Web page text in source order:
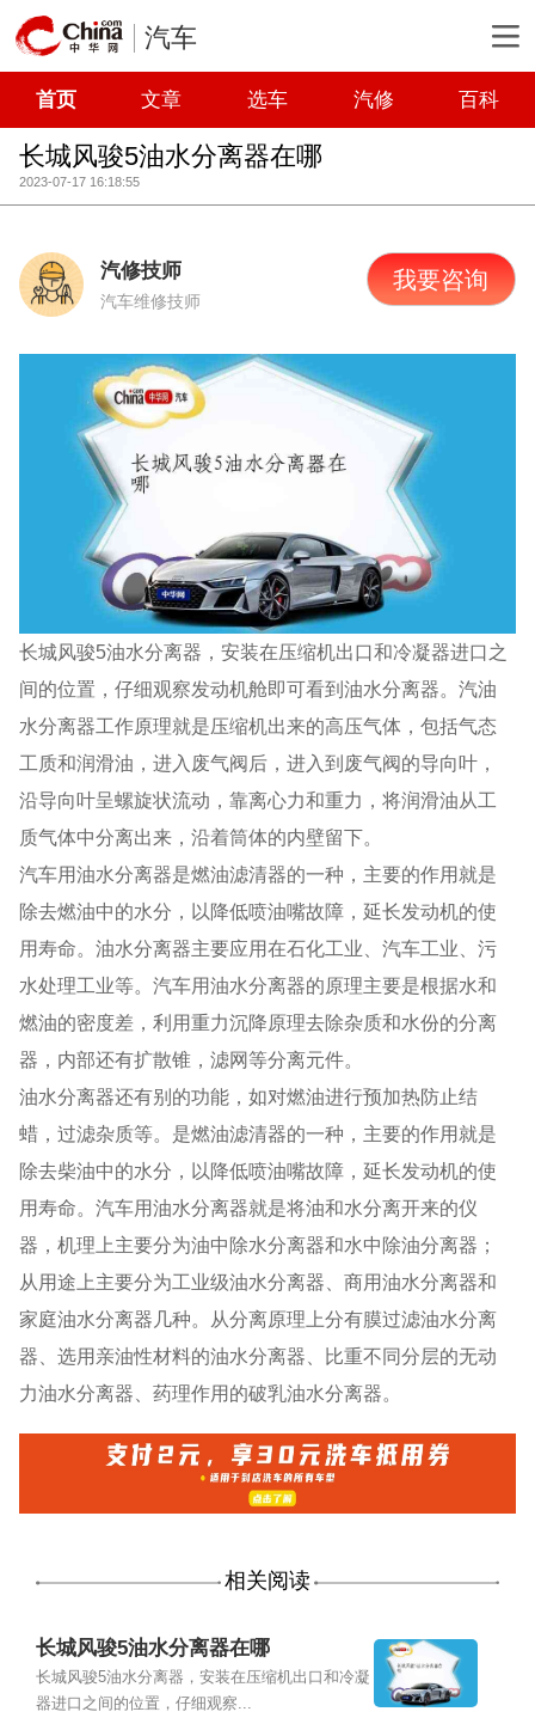
汽车
首页 文章 选车 汽修 百科
长城风骏5油水分离器在哪
2023-07-17 16:18:55
汽修技师
汽车维修技师
我要咨询
长城风骏5油水分离器，安装在压缩机出口和冷凝器进口之
间的位置，仔细观察发动机舱即可看到油水分离器。汽油
水分离器工作原理就是压缩机出来的高压气体，包括气态
工质和润滑油，进入废气阀后，进入到废气阀的导向叶，
沿导向叶呈螺旋状流动，靠离心力和重力，将润滑油从工
质气体中分离出来，沿着筒体的内壁留下。
汽车用油水分离器是燃油滤清器的一种，主要的作用就是
除去燃油中的水分，以降低喷油嘴故障，延长发动机的使
用寿命。油水分离器主要应用在石化工业、汽车工业、污
水处理工业等。汽车用油水分离器的原理主要是根据水和
燃油的密度差，利用重力沉降原理去除杂质和水份的分离
器，内部还有扩散锥，滤网等分离元件。
油水分离器还有别的功能，如对燃油进行预加热防止结
蜡，过滤杂质等。是燃油滤清器的一种，主要的作用就是
除去柴油中的水分，以降低喷油嘴故障，延长发动机的使
用寿命。汽车用油水分离器就是将油和水分离开来的仪
器，机理上主要分为油中除水分离器和水中除油分离器；
从用途上主要分为工业级油水分离器、商用油水分离器和
家庭油水分离器几种。从分离原理上分有膜过滤油水分离
器、选用亲油性材料的油水分离器、比重不同分层的无动
力油水分离器、药理作用的破乳油水分离器。
相关阅读
长城风骏5油水分离器在哪
长城风骏5油水分离器，安装在压缩机出口和冷凝
器进口之间的位置，仔细观察...